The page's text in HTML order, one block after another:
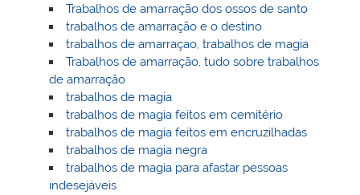
Trabalhos de amarração dos ossos de santo
trabalhos de amarração e o destino
trabalhos de amarraçao, trabalhos de magia
Trabalhos de amarração, tudo sobre trabalhos
de amarração
trabalhos de magia
trabalhos de magia feitos em cemitério
trabalhos de magia feitos em encruzilhadas
trabalhos de magia negra
trabalhos de magia para afastar pessoas
indesejáveis